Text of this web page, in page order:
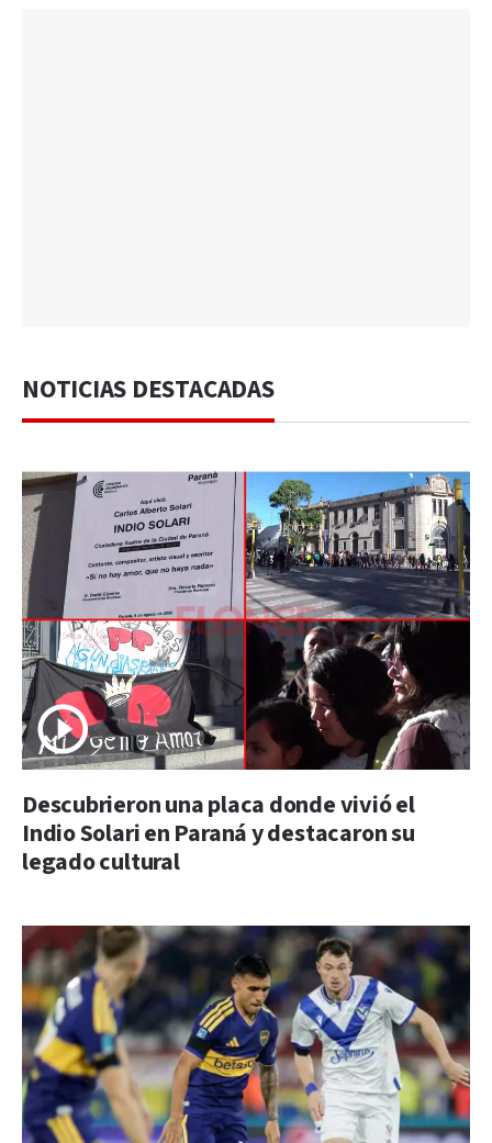
NOTICIAS DESTACADAS
Descubrieron una placa donde vivió el
Indio Solari en Paraná y destacaron su
legado cultural